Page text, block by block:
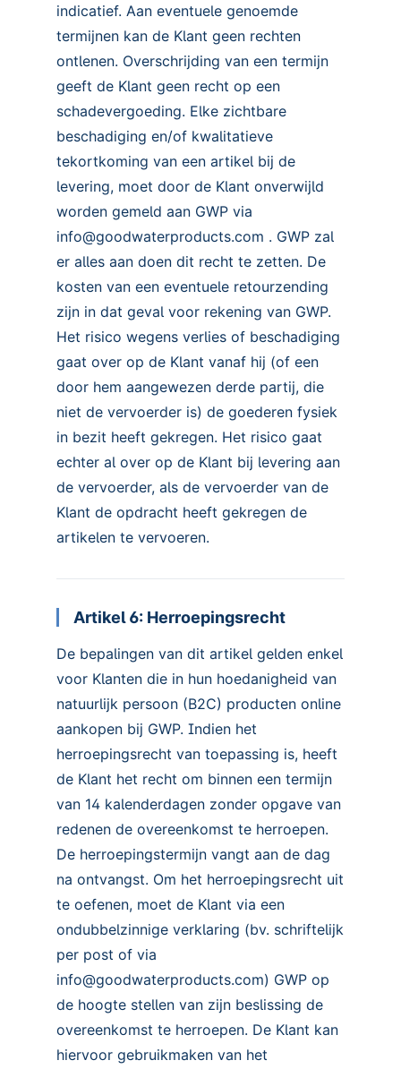
indicatief. Aan eventuele genoemde
termijnen kan de Klant geen rechten
ontlenen. Overschrijding van een termijn
geeft de Klant geen recht op een
schadevergoeding. Elke zichtbare
beschadiging en/of kwalitatieve
tekortkoming van een artikel bij de
levering, moet door de Klant onverwijld
worden gemeld aan GWP via
info@goodwaterproducts.com . GWP zal
er alles aan doen dit recht te zetten. De
kosten van een eventuele retourzending
zijn in dat geval voor rekening van GWP.
Het risico wegens verlies of beschadiging
gaat over op de Klant vanaf hij (of een
door hem aangewezen derde partij, die
niet de vervoerder is) de goederen fysiek
in bezit heeft gekregen. Het risico gaat
echter al over op de Klant bij levering aan
de vervoerder, als de vervoerder van de
Klant de opdracht heeft gekregen de
artikelen te vervoeren.
Artikel 6: Herroepingsrecht
De bepalingen van dit artikel gelden enkel
voor Klanten die in hun hoedanigheid van
natuurlijk persoon (B2C) producten online
aankopen bij GWP. Indien het
herroepingsrecht van toepassing is, heeft
de Klant het recht om binnen een termijn
van 14 kalenderdagen zonder opgave van
redenen de overeenkomst te herroepen.
De herroepingstermijn vangt aan de dag
na ontvangst. Om het herroepingsrecht uit
te oefenen, moet de Klant via een
ondubbelzinnige verklaring (bv. schriftelijk
per post of via
info@goodwaterproducts.com) GWP op
de hoogte stellen van zijn beslissing de
overeenkomst te herroepen. De Klant kan
hiervoor gebruikmaken van het